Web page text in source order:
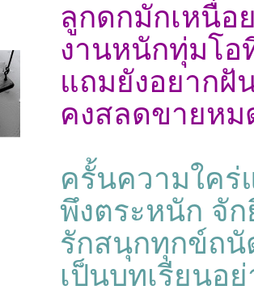
ลูกดกมักเหนื่
งานหนักทุ่ม
แถมยังอยา
คงสลดขายห
ครั้นความใคร่
พึงตระหนัก จัก
รักสนุกทุกข์ถ
เป็นบทเรียนอ